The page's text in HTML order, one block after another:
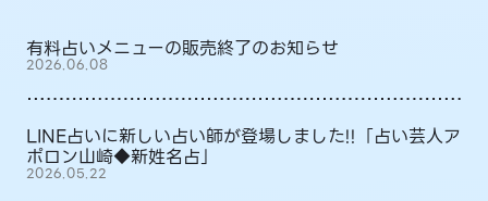
有料占いメニューの販売終了のお知らせ
2026.06.08
LINE占いに新しい占い師が登場しました!!「占い芸人ア
ポロン山崎◆新姓名占」
2026.05.22